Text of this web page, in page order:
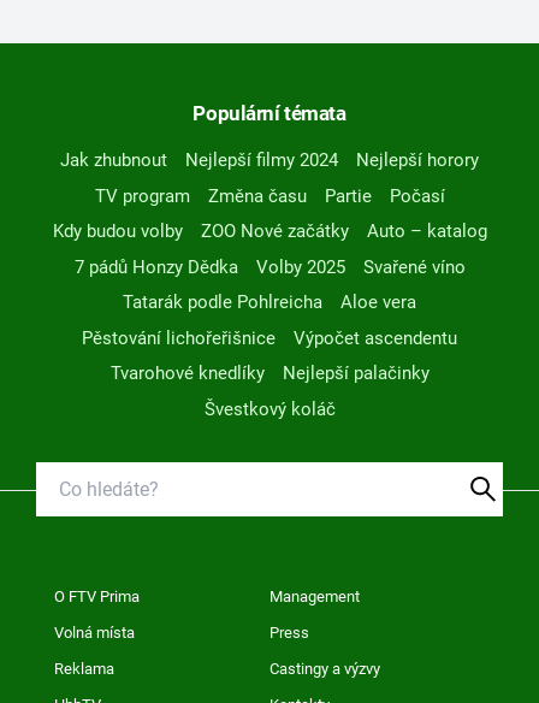
Populární témata
Jak zhubnout Nejlepší filmy 2024
Nejlepší horory
TV program
Změna času Partie
Počasí
Kdy budou volby
ZOO Nové začátky
Auto – katalog
7 pádů Honzy Dědka
Volby 2025
Svařené víno
Tatarák podle Pohlreicha
Aloe vera
Pěstování lichořeřišnice
Výpočet ascendentu
Tvarohové knedlíky
Nejlepší palačinky
Švestkový koláč
O FTV Prima Management
Volná místa Press
Reklama Castingy a výzvy